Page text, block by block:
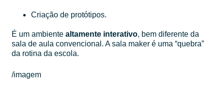
Criação de protótipos.
É um ambiente altamente interativo, bem diferente da
sala de aula convencional. A sala maker é uma “quebra”
da rotina da escola.
/imagem